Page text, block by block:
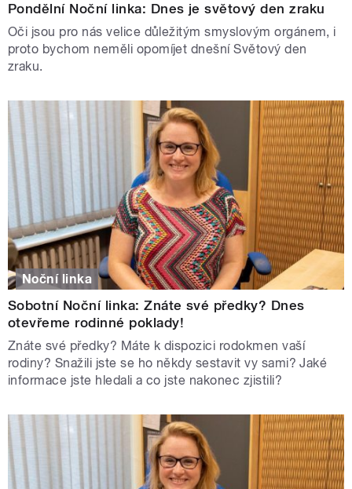
Pondělní Noční linka: Dnes je světový den zraku
Oči jsou pro nás velice důležitým smyslovým orgánem, i
proto bychom neměli opomíjet dnešní Světový den
zraku.
Noční linka
Sobotní Noční linka: Znáte své předky? Dnes
otevřeme rodinné poklady!
Znáte své předky? Máte k dispozici rodokmen vaší
rodiny? Snažili jste se ho někdy sestavit vy sami? Jaké
informace jste hledali a co jste nakonec zjistili?